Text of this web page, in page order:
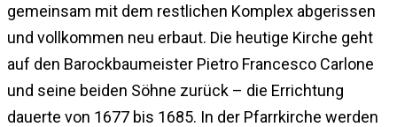
gemeinsam mit dem restlichen Komplex abgerissen
und vollkommen neu erbaut. Die heutige Kirche geht
auf den Barockbaumeister Pietro Francesco Carlone
und seine beiden Söhne zurück – die Errichtung
dauerte von 1677 bis 1685. In der Pfarrkirche werden